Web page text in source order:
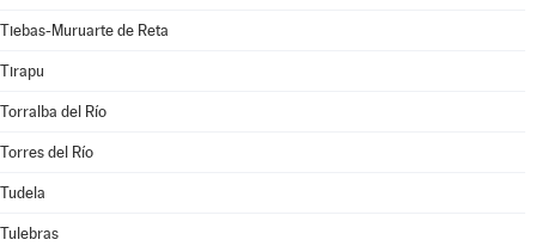
Tiebas-Muruarte de Reta
Tirapu
Torralba del Río
Torres del Río
Tudela
Tulebras